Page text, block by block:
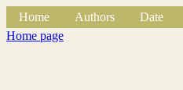
Home Authors Date
Home page